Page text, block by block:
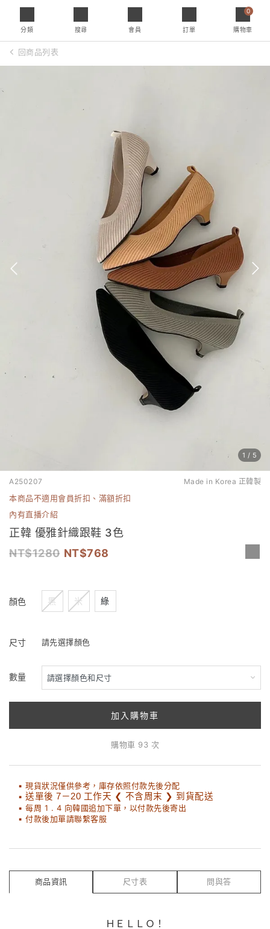
分類 搜尋 會員 訂單
0
購物車
回商品列表
1 / 5
A250207 Made in Korea 正韓製
本商品不適用會員折扣、滿額折扣
內有直播介紹
正韓 優雅針織跟鞋 3色
1280
768
顏色 黑 米 綠
尺寸 請先選擇顏色
數量
加入購物車
購物車 93 次
▪ 現貨狀況僅供參考，庫存依照付款先後分配
▪ 送單後 7－20 工作天 ❮ 不含周末 ❯ 到貨配送
▪ 每周 1 . 4 向韓國追加下單，以付款先後寄出
▪ 付款後加單請聯繫客服
商品資訊 尺寸表 問與答
ＨＥＬＬＯ！